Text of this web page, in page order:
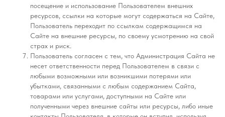
посещение и использование Пользователем внешних
ресурсов, ссылки на которые могут содержаться на Сайте,
Пользователь переходит по ссылкам содержащимся на
Сайте на внешние ресурсы, по своему усмотрению на свой
страх и риск.
Пользователь согласен с тем, что Администрация Сайта не
несет ответственности перед Пользователем в связи с
любыми возможными или возникшими потерями или
убытками, связанными с любым содержанием Сайта,
товарами или услугами, доступными на Сайте или
полученными через внешние сайты или ресурсы, либо иные